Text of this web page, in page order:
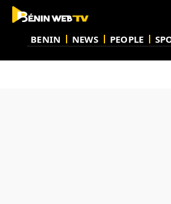
BENIN NEWS PEOPLE